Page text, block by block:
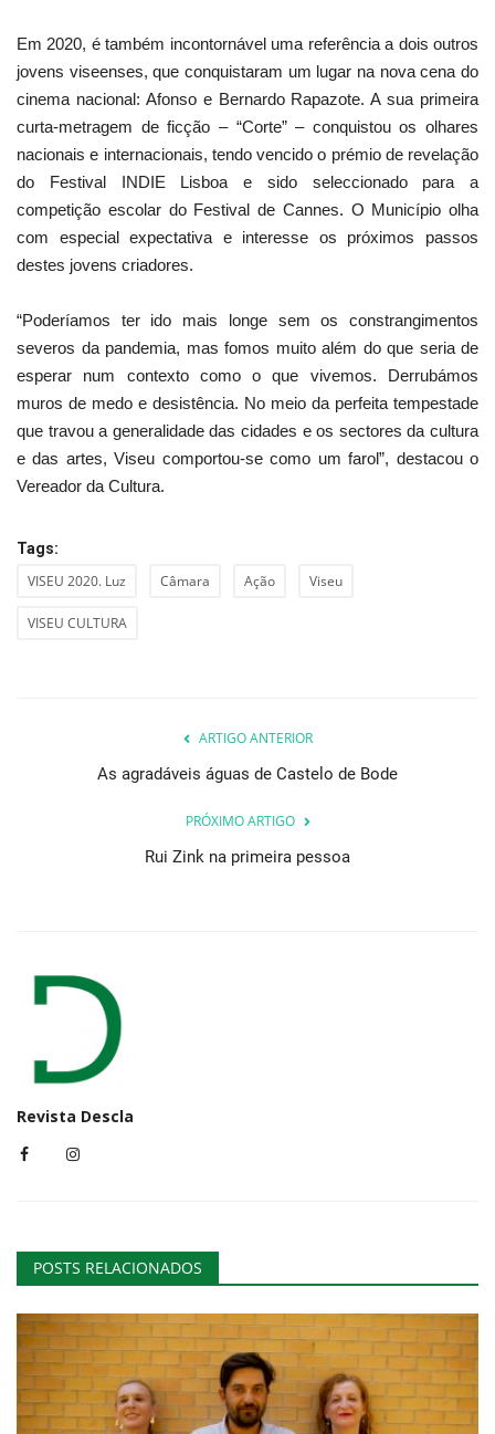
Em 2020, é também incontornável uma referência a dois outros
jovens viseenses, que conquistaram um lugar na nova cena do
cinema nacional: Afonso e Bernardo Rapazote. A sua primeira
curta-metragem de ficção – “Corte” – conquistou os olhares
nacionais e internacionais, tendo vencido o prémio de revelação
do Festival INDIE Lisboa e sido seleccionado para a
competição escolar do Festival de Cannes. O Município olha
com especial expectativa e interesse os próximos passos
destes jovens criadores.
“Poderíamos ter ido mais longe sem os constrangimentos
severos da pandemia, mas fomos muito além do que seria de
esperar num contexto como o que vivemos. Derrubámos
muros de medo e desistência. No meio da perfeita tempestade
que travou a generalidade das cidades e os sectores da cultura
e das artes, Viseu comportou-se como um farol”, destacou o
Vereador da Cultura.
Tags:
VISEU 2020. Luz Câmara Ação Viseu
VISEU CULTURA
ARTIGO ANTERIOR
As agradáveis águas de Castelo de Bode
PRÓXIMO ARTIGO
Rui Zink na primeira pessoa
Revista Descla
POSTS RELACIONADOS